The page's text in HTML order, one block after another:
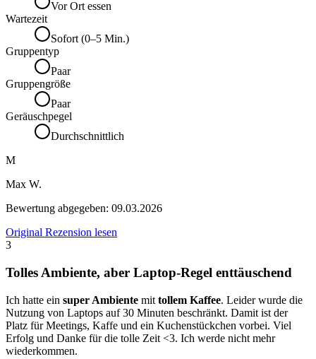
Vor Ort essen
Wartezeit
Sofort (0–5 Min.)
Gruppentyp
Paar
Gruppengröße
Paar
Geräuschpegel
Durchschnittlich
M
Max W.
Bewertung abgegeben: 09.03.2026
Original Rezension lesen
3
Tolles Ambiente, aber Laptop-Regel enttäuschend
Ich hatte ein super Ambiente mit tollem Kaffee. Leider wurde die
Nutzung von Laptops auf 30 Minuten beschränkt. Damit ist der
Platz für Meetings, Kaffe und ein Kuchenstückchen vorbei. Viel
Erfolg und Danke für die tolle Zeit <3. Ich werde nicht mehr
wiederkommen.